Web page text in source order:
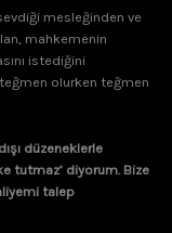
mesleğinden ve
mahkemenin
istediğini
olurken teğmen
düzeneklerle
tutmaz’ diyorum. Bize
talep